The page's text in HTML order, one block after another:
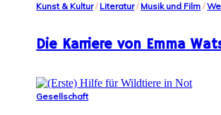
Kunst & Kultur/ Literatur/ Musik und Film /
Die Karriere von Emma
Gesellschaft